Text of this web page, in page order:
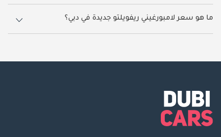
8 سيارة لامبورغيني ريفويلتو جديدة متوفرة للبيع في دبي.
ما هو سعر لامبورغيني ريفويلتو جديدة في دبي؟
يبدأ سعر سيارة لامبورغيني ريفويلتو جديدة في دبي 2,080,328.